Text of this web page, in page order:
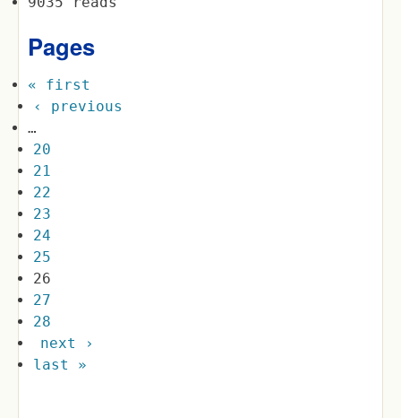
Pages
« first
‹ previous
…
20
21
22
23
24
25
26
27
28
next ›
last »